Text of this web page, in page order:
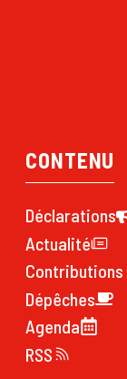
CONTENU
Déclarations
Actualité
Contributions
Dépêches
Agenda
RSS